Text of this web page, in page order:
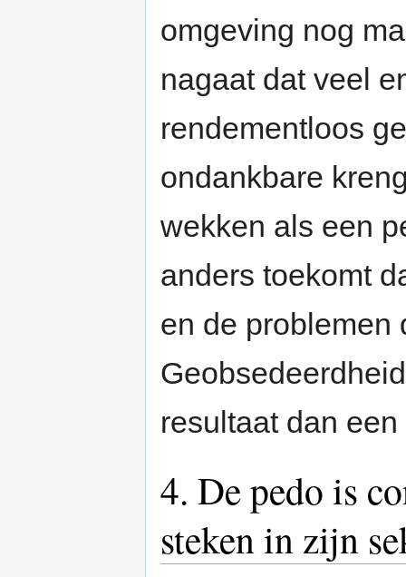
omgeving nog
nagaat dat veel
rendementloos
ondankbare
wekken als een
anders toekomt
en de problemen
resultaat dan
4. De pedo is
steken in zijn